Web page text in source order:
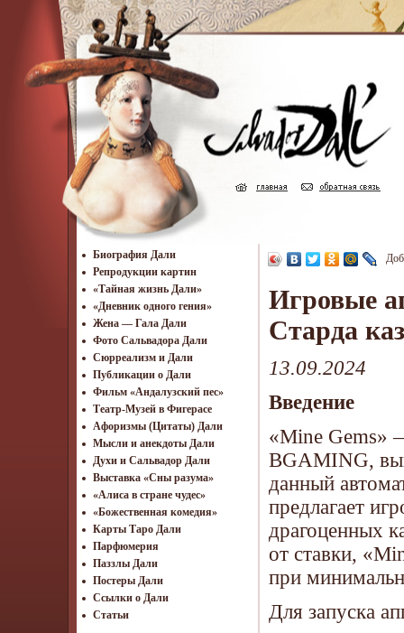
Биография Дали
Репродукции картин
«Тайная жизнь Дали»
«Дневник одного гения»
Жена — Гала Дали
Фото Сальвадора Дали
Cюрреализм и Дали
Публикации о Дали
Фильм «Андалузский пес»
Театр-Музей в Фигерасе
Афоризмы (Цитаты) Дали
Мысли и анекдоты Дали
Духи и Сальвадор Дали
Выставка «Сны разума»
«Алиса в стране чудес»
«Божественная комедия»
Карты Таро Дали
Парфюмерия
Паззлы Дали
Постеры Дали
Ссылки о Дали
Статьи
Игровые
Старда
13.09.2024
Введение
«Mine Gems»
BGAMING,
данный
предлагает
драгоценных
от ставки,
при
Для запуска